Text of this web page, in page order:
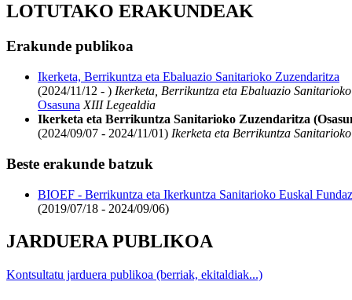
LOTUTAKO ERAKUNDEAK
Erakunde publikoa
Ikerketa, Berrikuntza eta Ebaluazio Sanitarioko Zuzendaritza
(2024/11/12 - ) Ikerketa, Berrikuntza eta Ebaluazio
Osasuna XIII Legealdia
Ikerketa eta Berrikuntza Sanitarioko Zuzendaritza
(2024/09/07 - 2024/11/01) Ikerketa eta Berrikuntza
Beste erakunde batzuk
BIOEF - Berrikuntza eta Ikerkuntza Sanitarioko Euskal
(2019/07/18 - 2024/09/06)
JARDUERA PUBLIKOA
Kontsultatu jarduera publikoa (berriak, ekitaldiak...)